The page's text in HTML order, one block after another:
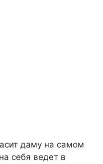
даму на самом
себя ведет в